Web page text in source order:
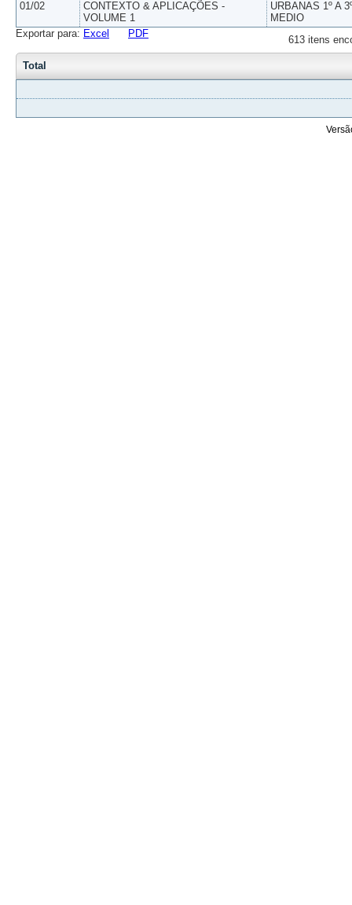
01/02
CONTEXTO & APLICAÇÕES -
VOLUME 1
URBANAS 1º A
MEDIO
613 itens
Exportar para: Excel PDF
Total